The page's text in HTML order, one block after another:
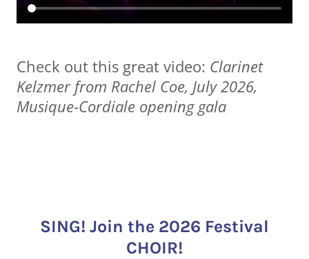
Check out this great video: Clarinet
Kelzmer from Rachel Coe, July 2026,
Musique-Cordiale opening gala
SING! Join the 2026 Festival
CHOIR!